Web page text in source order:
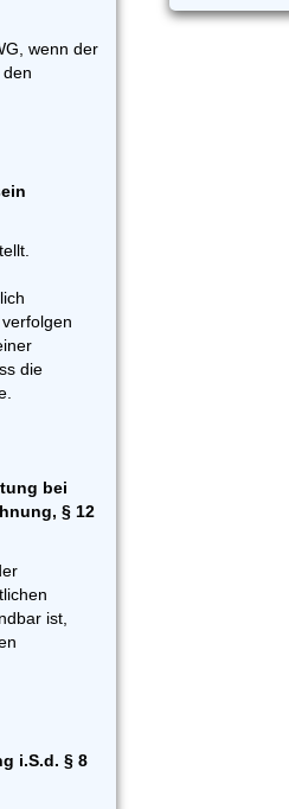
wenn der
die
bei
§ 12
ist,
i.S.d. § 8